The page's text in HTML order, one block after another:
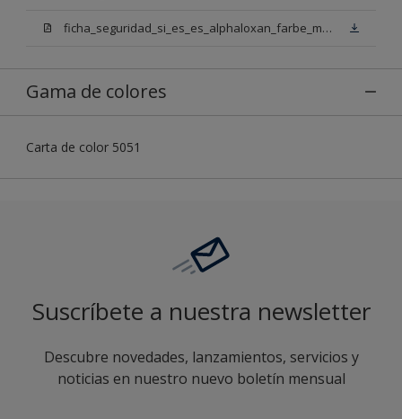
ficha_seguridad_si_es_es_alphaloxan_farbe_mm_w05.pdf
Gama de colores
Carta de color 5051
Suscríbete a nuestra newsletter
Descubre novedades, lanzamientos, servicios y
noticias en nuestro nuevo boletín mensual